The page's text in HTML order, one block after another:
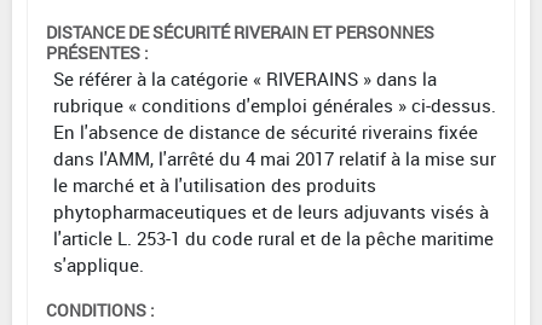
DISTANCE DE SÉCURITÉ RIVERAIN ET PERSONNES
PRÉSENTES :
Se référer à la catégorie « RIVERAINS » dans la
rubrique « conditions d'emploi générales » ci-dessus.
En l'absence de distance de sécurité riverains fixée
dans l'AMM, l'arrêté du 4 mai 2017 relatif à la mise sur
le marché et à l'utilisation des produits
phytopharmaceutiques et de leurs adjuvants visés à
l'article L. 253-1 du code rural et de la pêche maritime
s'applique.
CONDITIONS :